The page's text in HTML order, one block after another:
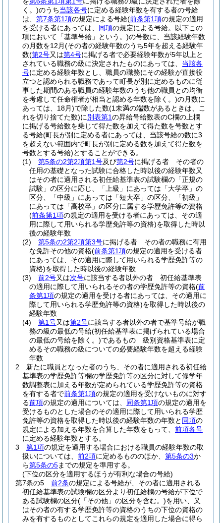
く。)のうち当該各号に定める経験年数を有する者の号給
は、 第7条第1項の規定による号給(前条第1項の規定の適用
を受ける者にあっては、 同項の規定による号給。以下この
項において「基準号給」という。)の号数に、当該経験年数
の月数を12月(その者の経験年数のうち5年を超える経験年
数(第2号又は第4号に掲げる者で必要経験年数が5年以上と
されている職務の級に決定されたものにあっては、 当該各
号に定める経験年数とし、職員の職務にその経験が直接役
立つと認められる職務であって町長が別に定めるものに従
事した期間のある職員の経験年数のうち他の職員との均衡
を考慮して任命権者が相当と認める年数を除く。)の月数に
あっては、18月)で除した数(1未満の端数があるときは、こ
れを切り捨てた数)に別表第1の昇給号給数表のC欄の上欄
に掲げる号給数を乗じて得た数を加えて得た数を号数とす
る号給(町長が別に定める者にあっては、当該号給の数に3
を超えない範囲内で町長が別に定める数を加えて得た数を
号数とする号給)とすることができる。
(1)
第5条の2第2項第1号及び第2号に掲げる者 その者の
任用の基礎となった試験に合格した時以後の経験年数又
はその者に適用される初任給基準表の試験欄の「正規の
試験」の区分に応じ、「上級」にあっては「大学卒」の
区分、「中級」にあっては「短大卒」の区分、「初級」
にあっては「高校卒」の区分に属する学歴免許等の資格
(前条第1項の規定の適用を受ける者にあっては、その適
用に際して用いられる学歴免許等の資格)を取得した時以
後の経験年数
(2)
第5条の2第2項第3号に掲げる者 その者の職務に有用
な免許その他の資格(前条第1項の規定の適用を受ける者
にあっては、その適用に際して用いられる学歴免許等の
資格)を取得した時以後の経験年数
(3)
前2号又は次号に該当する者以外の者 初任給基準表
の適用に際して用いられるその者の学歴免許等の資格(前
条第1項の規定の適用を受ける者にあっては、その適用に
際して用いられる学歴免許等の資格)を取得した時以後の
経験年数
(4)
第1号又は第2号に該当する者以外の者で基準号給が職
務の級の最低の号給(初任給基準表に掲げられている場合
の最低の号給を除く。)であるもの 級別資格基準表に定
めるその職務の級についての必要経験年数を超える経験
年数
2
新たに職員となった者のうち、その者に適用される初任給
基準表の学歴免許等欄の学歴免許等の区分に対して修学年
数調整表に加える年数が定められている学歴免許等の資格
を有する者で前条第1項の規定の適用を受けないものに対す
る前項の規定の適用については、 同条第1項の規定の適用を
受けるものとした場合のその適用に際して用いられる学歴
免許等の資格を取得した時以後の経験年数の年数と 同項の
規定による加える年数を合算した年数をもって、 前項各号
に定める経験年数とする。
3
第1項の規定を適用する場合における職員の経験年数の取
扱いについては、 前2項に定めるもののほか、 第5条の3か
ら第5条の5までの規定を準用する。
(下位の区分を適用するほうが有利な場合の号給)
第7条の5
前2条の規定による号給が、その者に適用される
初任給基準表の試験欄の区分より初任給欄の号給が下位で
ある試験欄の区分(「その他」の区分を含む。)を用い、又
はその者の有する学歴免許等の資格のうちの下位の資格の
みを有するものとしてこれらの規定を適用した場合に得ら